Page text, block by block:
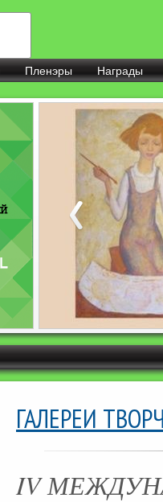
Пленэры Награды
ГАЛЕРЕИ
IV